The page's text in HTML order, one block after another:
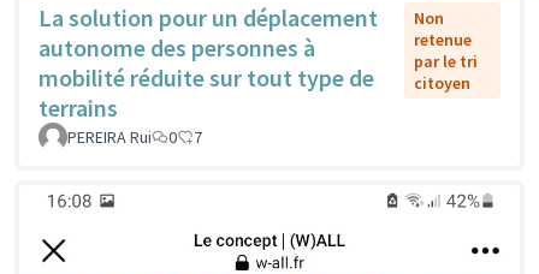
La solution pour un déplacement
autonome des personnes à
mobilité réduite sur tout type de
terrains
Non
retenue
par le tri
citoyen
PEREIRA Rui 0 7